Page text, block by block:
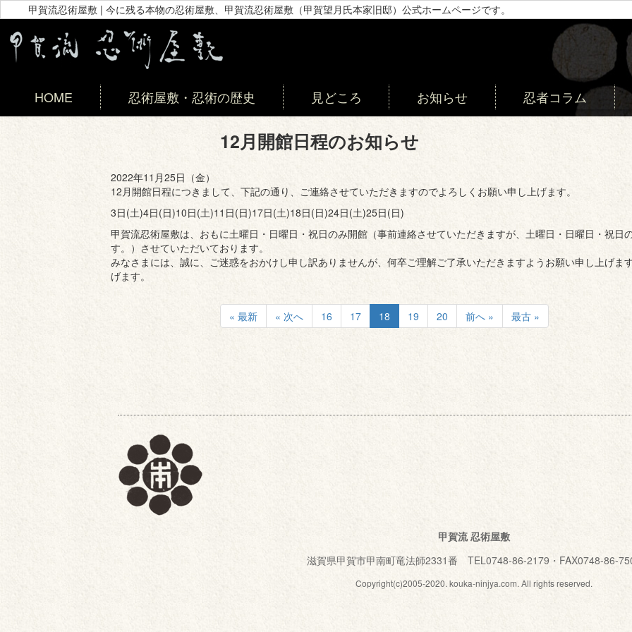
甲賀流忍術屋敷 | 今に残る本物の忍術屋敷、甲賀流忍術屋敷（甲賀望月氏本家旧邸）公式ホームページです。
HOME 忍術屋敷・忍術の歴史 見どころ お知らせ 忍者コラム
12月開館日程のお知らせ
2022年11月25日（金）
12月開館日程につきまして、下記の通り、ご連絡させていただきますのでよろしくお願い申し上げます。
3日(土)4日(日)10日(土)11日(日)17日(土)18日(日)24日(土)25日(日)
甲賀流忍術屋敷は、おもに土曜日・日曜日・祝日のみ開館（事前連絡させていただきますが、土曜日・日曜日・祝日
す。）させていただいております。
みなさまには、誠に、ご迷惑をおかけし申し訳ありませんが、何卒ご理解ご了承いただきますようお願い申し上げま
げます。
« 最新 « 次へ 16 17 18 19 20 前へ » 最古 »
甲賀流 忍術屋敷
滋賀県甲賀市甲南町竜法師2331番 TEL0748-86-2179・FAX0748-86-
Copyright(c)2005-2020. kouka-ninjya.com. All rights reserved.